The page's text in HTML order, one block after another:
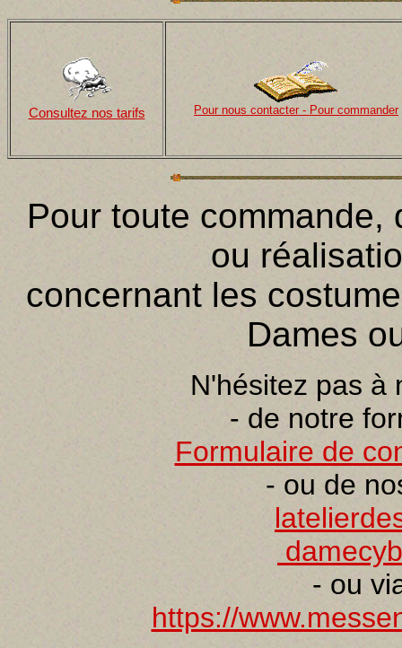
Consultez nos tarifs Pour nous contacter - Pour commander
Pour toute commande,
ou
concernant les
Dames
N'hésitez pas à
- de notre
Formulaire de
- ou de
- ou
https://